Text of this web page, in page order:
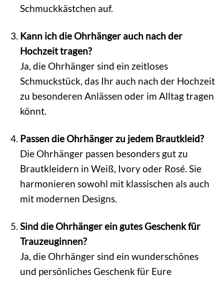
Schmuckkästchen auf.
Kann ich die Ohrhänger auch nach der
Hochzeit tragen?
Ja, die Ohrhänger sind ein zeitloses
Schmuckstück, das Ihr auch nach der Hochzeit
zu besonderen Anlässen oder im Alltag tragen
könnt.
Passen die Ohrhänger zu jedem Brautkleid?
Die Ohrhänger passen besonders gut zu
Brautkleidern in Weiß, Ivory oder Rosé. Sie
harmonieren sowohl mit klassischen als auch
mit modernen Designs.
Sind die Ohrhänger ein gutes Geschenk für
Trauzeuginnen?
Ja, die Ohrhänger sind ein wunderschönes
und persönliches Geschenk für Eure